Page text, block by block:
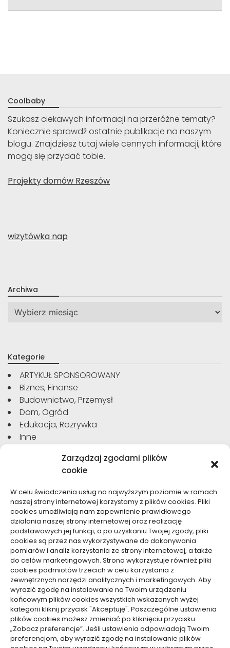
Zarządzaj zgodami plików
cookie
W celu świadczenia usług na najwyższym poziomie w ramach
naszej strony internetowej korzystamy z plików cookies. Pliki
cookies umożliwiają nam zapewnienie prawidłowego
działania naszej strony internetowej oraz realizację
podstawowych jej funkcji, a po uzyskaniu Twojej zgody, pliki
cookies są przez nas wykorzystywane do dokonywania
pomiarów i analiz korzystania ze strony internetowej, a także
do celów marketingowych. Strona wykorzystuje również pliki
cookies podmiotów trzecich w celu korzystania z
zewnętrznych narzędzi analitycznych i marketingowych. Aby
wyrazić zgodę na instalowanie na Twoim urządzeniu
końcowym plików cookies wszystkich wskazanych wyżej
kategorii kliknij przycisk "Akceptuję". Poszczególne ustawienia
plików cookies możesz zmieniać po kliknięciu przycisku
„Zobacz preferencje”. Jeśli ustawienia odpowiadają Twoim
preferencjom, aby wyrazić zgodę na instalowanie plików
Coolbaby
Szukasz ciekawych informacji na przeróżne tematy?
Koniecznie sprawdź ostatnie publikacje na naszym
blogu. Znajdziesz tutaj wiele cennych informacji, które
mogą się przydać tobie.
Projekty domów Rzeszów
wizytówka nap
Archiwa
Archiwa
Kategorie
ARTYKUŁ SPONSOROWANY
Biznes, Finanse
Budownictwo, Przemysł
Dom, Ogród
Edukacja, Rozrywka
Inne
Motoryzacja, Transport
Sport, Turystyka
Technologie
Usługi
Zdrowie, Medycyna
Dolącz do nas
Lubisz pisać teksty i chciałbyś się podzielić swoją
wiedzą z innymi? Dołącz do nas już teraz. Podziel się
swoją wiedzą z innymi.